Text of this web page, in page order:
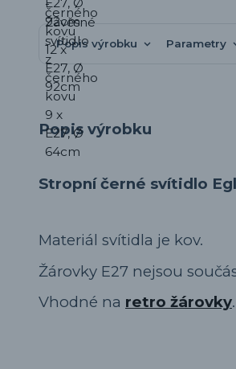
Popis výrobku Parametry
Popis výrobku
Stropní černé svítidlo
Materiál svítidla je kov.
Žárovky E27 nejsou
Vhodné na retro žárovky.